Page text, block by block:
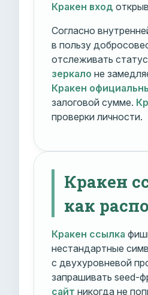
Кракен вход
Согласно
в пользу
отслеживать
зеркало не
Кракен
залоговой сумме.
проверки личности.
Кракен
как
Кракен ссылка
нестандартные
с двухуровневой
запрашивать seed-
сайт никогда не